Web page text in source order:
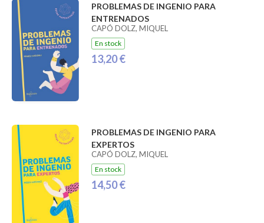
PROBLEMAS DE INGENIO PARA
ENTRENADOS
CAPÓ DOLZ, MIQUEL
En stock
13,20 €
PROBLEMAS DE INGENIO PARA
EXPERTOS
CAPÓ DOLZ, MIQUEL
En stock
14,50 €